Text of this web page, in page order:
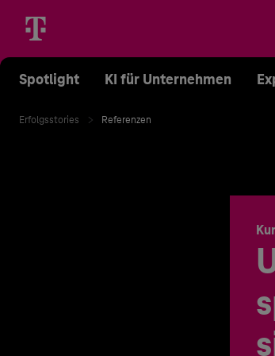
Spotlight KI für Unternehmen
Erfolgsstories Referenzen